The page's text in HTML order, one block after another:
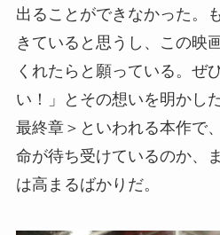
出ることができなかった。
きていると思うし、この映
くれたらと願っている。ぜ
い！」とその想いを明かし
最終章＞といわれる本作で
命が待ち受けているのか、
は高まるばかりだ。